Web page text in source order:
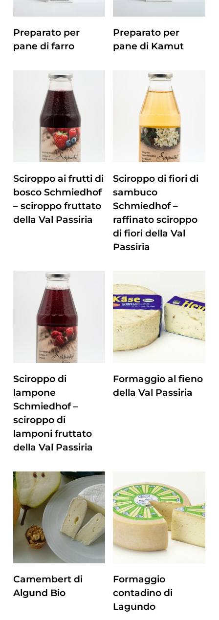
Preparato per
pane di farro
Preparato per
pane di Kamut
Sciroppo ai frutti di
bosco Schmiedhof
– sciroppo fruttato
della Val Passiria
Sciroppo di fiori di
sambuco
Schmiedhof –
raffinato sciroppo
di fiori della Val
Passiria
ZUM PRODUKT
Sciroppo di
lampone
Schmiedhof –
sciroppo di
lamponi fruttato
della Val Passiria
ZUM PRODUKT
Formaggio al fieno
della Val Passiria
ZUM PRODUKT
Camembert di
Algund Bio
ZUM PRODUKT
Formaggio
contadino di
Lagundo